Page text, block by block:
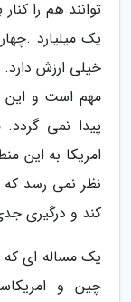
توانند هم را
یک میلیارد
خیلی ارزش دارد.
مهم است و این
پیدا نمی
امریکا به این
نظر نمی رسد
کند و درگیری
یک مساله ای
چین و